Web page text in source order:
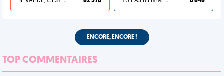
ENCORE, ENCORE !
TOP COMMENTAIRES